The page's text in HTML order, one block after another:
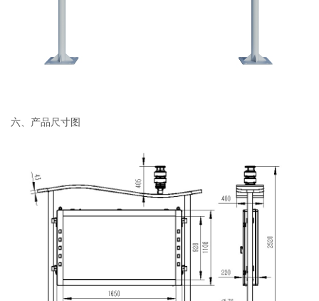
六、产品尺寸图